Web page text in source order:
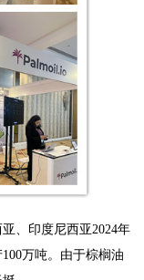
、印度尼西亚2024年
万吨。由于棕榈油